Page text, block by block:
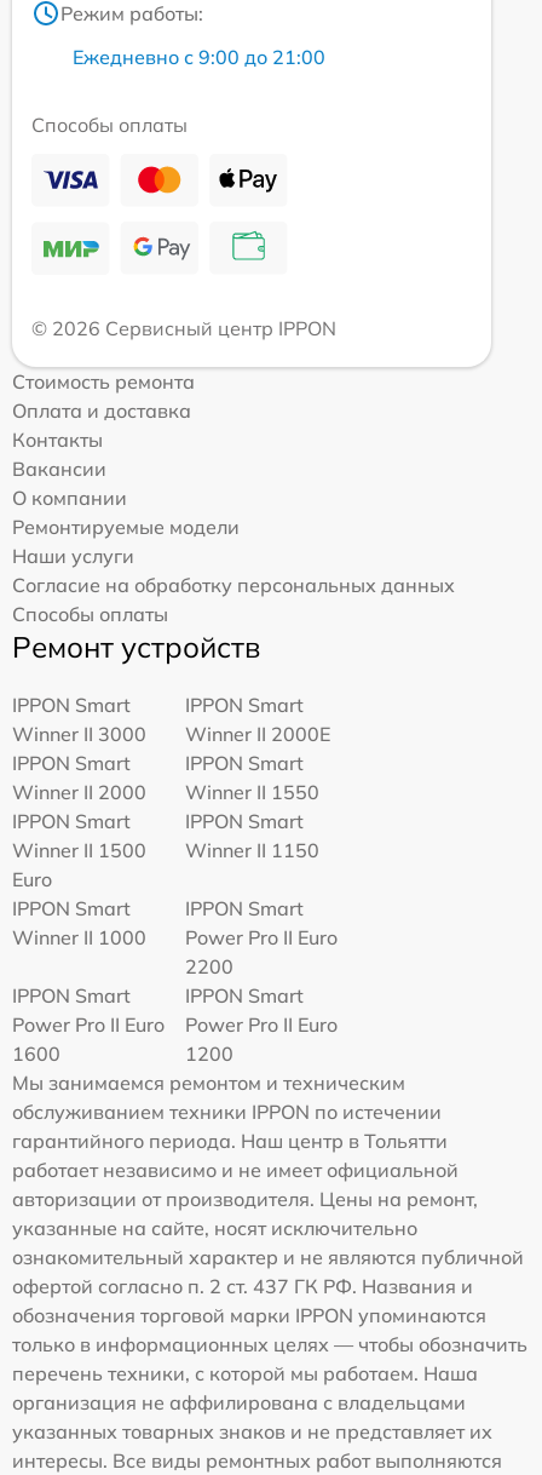
Режим работы:
Ежедневно с 9:00 до 21:00
Способы оплаты
© 2026 Сервисный центр IPPON
Стоимость ремонта
Оплата и доставка
Контакты
Вакансии
О компании
Ремонтируемые модели
Наши услуги
Согласие на обработку персональных данных
Способы оплаты
Ремонт устройств
IPPON Smart
Winner II 3000
IPPON Smart
Winner II 2000E
IPPON Smart
Winner II 2000
IPPON Smart
Winner II 1550
IPPON Smart
Winner II 1500
Euro
IPPON Smart
Winner II 1150
IPPON Smart
Winner II 1000
IPPON Smart
Power Pro II Euro
2200
IPPON Smart
Power Pro II Euro
1600
IPPON Smart
Power Pro II Euro
1200
Мы занимаемся ремонтом и техническим
обслуживанием техники IPPON по истечении
гарантийного периода. Наш центр в Тольятти
работает независимо и не имеет официальной
авторизации от производителя. Цены на ремонт,
указанные на сайте, носят исключительно
ознакомительный характер и не являются публичной
офертой согласно п. 2 ст. 437 ГК РФ. Названия и
обозначения торговой марки IPPON упоминаются
только в информационных целях — чтобы обозначить
перечень техники, с которой мы работаем. Наша
организация не аффилирована с владельцами
указанных товарных знаков и не представляет их
интересы. Все виды ремонтных работ выполняются